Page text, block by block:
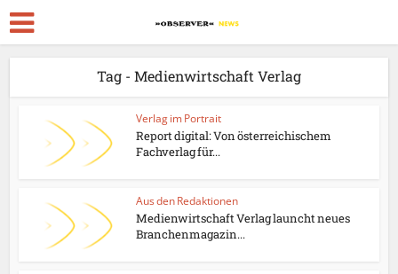
Tag - Medienwirtschaft Verlag
Verlag im Portrait
Report digital: Von österreichischem
Fachverlag für...
Aus den Redaktionen
Medienwirtschaft Verlag launcht neues
Branchenmagazin...